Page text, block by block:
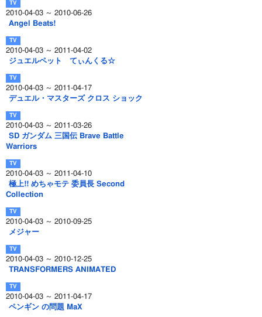
2010-04-03 ～ 2010-06-26
Angel Beats!
2010-04-03 ～ 2011-04-02
ジュエルペット てぃんくる☆
2010-04-03 ～ 2011-04-17
デュエル・マスターズ クロス ショック
2010-04-03 ～ 2011-03-26
SD ガンダム 三国伝 Brave Battle
Warriors
2010-04-03 ～ 2011-04-10
極上!! めちゃモテ 委員長 Second
Collection
2010-04-03 ～ 2010-09-25
メジャー
2010-04-03 ～ 2010-12-25
TRANSFORMERS ANIMATED
2010-04-03 ～ 2011-04-17
ペンギン の問題 MaX